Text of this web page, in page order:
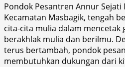
Pondok Pesantren Annur Sejati
Kecamatan Masbagik, tengah
cita-cita mulia dalam mencetak
berakhlak mulia dan berilmu.
terus bertambah, pondok
membutuhkan dukungan dari